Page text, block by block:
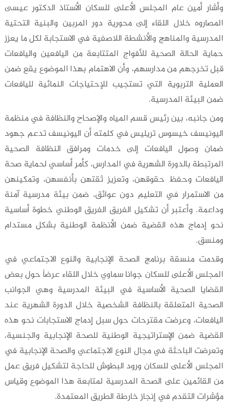
وأشار أمين عام المجلس الأعلى للسكان الأستاذ الدكتور عيسى
المصاروه خلال اللقاء إلى محورية دور المربين والبنية التحتية
المدرسية والمناهج والأنشطة اللاصفية في الاستجابة لكل ما يعزز
حماية الحالة الصحية للأفواج المتتابعة من اليافعين واليافعات
قبل تخرجهم من مدارسهم، وأن الاهتمام بهذا الموضوع يقع ضمن
العملية التربوية التي تستجيب للإحتياجات النمائية لليافعات
ضمن البيئة المدرسية.
ومن جانبه، بين رئيس قسم المياه والإصحاح والنظافة في منظمة
اليونيسفخيسوس تريليسفي كلمته أن اليونيسف تدعم جهود
ضمان وصول اليافعات إلى خدمات ومرافق النظافة الصحية
المرتبطة بالدورة الشهرية في المدارس، كأمر أساسي لحماية صحة
اليافعات وحفظ حقوقهن، وتعزيز ثقتهن بأنفسهن، وتمكينهن
من الاستمرار في التعليم دون عوائق، ضمن بيئة مدرسية آمنة
وداعمة. وأعتبر أن تشكيل الفريق الفريق الوطني خطوة أساسية
نحو إدماج هذه القضية ضمن الأنظمة الوطنية بشكل مستدام
ومنسق.
وقدمت منسقة برنامج الصحة الإنجابية والنوع الاجتماعي في
المجلس الأعلى للسكان جوانا سماوي خلال اللقاء عرضاً حول بعض
القضايا الصحية الأساسية في البيئة المدرسية وهي الجوانب
الصحية المتعلقة بالنظافة الشخصية خلال الدورة الشهرية عند
اليافعات، وعرضت مقترحات حول سبل إدماج الاستجابات نحو هذه
القضية ضمن الإستراتيجية الوطنية للصحة الإنجابية والجنسية،
وتعرضت الباحثة في مجال النوع الاجتماعي والصحة الإنجابية في
المجلس الأعلى للسكان ورود البطوش للحاجة لتشكيل فريق عمل
من القائمين على الصحة المدرسية لمتابعة هذا الموضوع وقياس
مؤشرات التقدم في إنجاز خارطة الطريق المعتمدة.